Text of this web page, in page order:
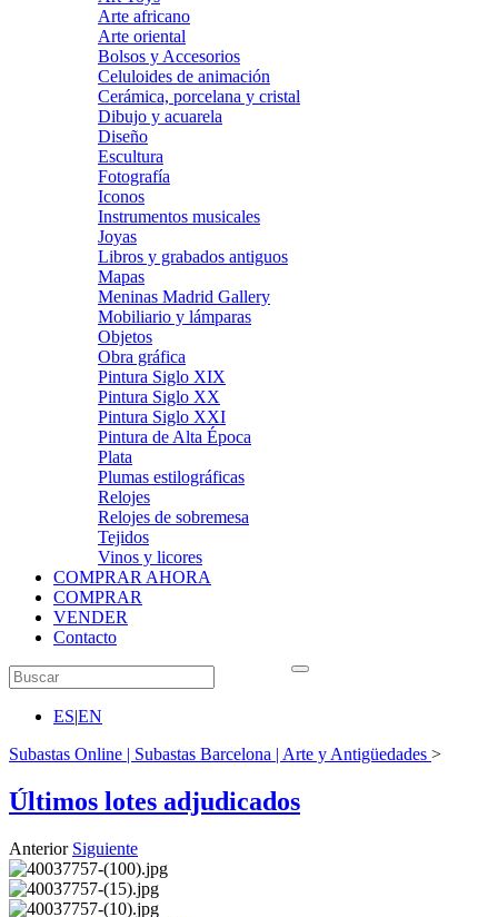
Arte africano
Arte oriental
Bolsos y Accesorios
Celuloides de animación
Cerámica, porcelana y cristal
Dibujo y acuarela
Diseño
Escultura
Fotografía
Iconos
Instrumentos musicales
Joyas
Libros y grabados antiguos
Mapas
Meninas Madrid Gallery
Mobiliario y lámparas
Objetos
Obra gráfica
Pintura Siglo XIX
Pintura Siglo XX
Pintura Siglo XXI
Pintura de Alta Época
Plata
Plumas estilográficas
Relojes
Relojes de sobremesa
Tejidos
Vinos y licores
COMPRAR AHORA
COMPRAR
VENDER
Contacto
ES|EN
Subastas Online | Subastas Barcelona | Arte y Antigüedades >
Últimos lotes adjudicados
Anterior Siguiente